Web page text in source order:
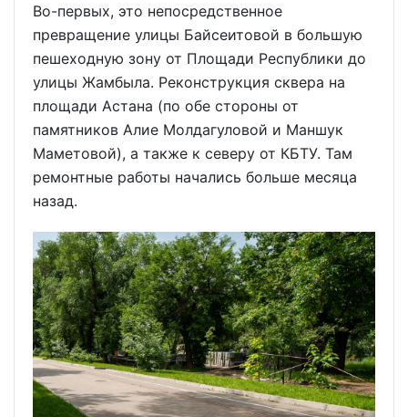
Во-первых, это непосредственное
превращение улицы Байсеитовой в большую
пешеходную зону от Площади Республики до
улицы Жамбыла. Реконструкция сквера на
площади Астана (по обе стороны от
памятников Алие Молдагуловой и Маншук
Маметовой), а также к северу от КБТУ. Там
ремонтные работы начались больше месяца
назад.